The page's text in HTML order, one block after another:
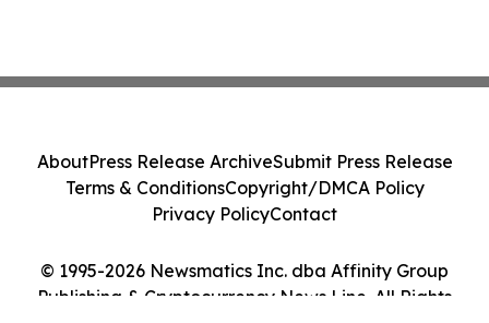
© 1995-2026 Newsmatics Inc. dba Affinity Group
Publishing & Cryptocurrency News Line. All Rights
AboutPress Release ArchiveSubmit Press Release
Terms & ConditionsCopyright/DMCA Policy
Privacy PolicyContact